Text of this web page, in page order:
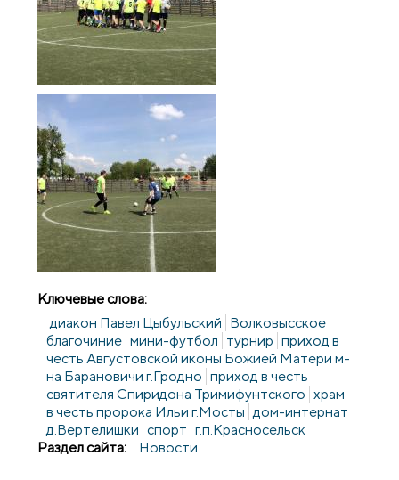
Ключевые слова:
диакон Павел Цыбульский Волковысское
благочиние мини-футбол турнир приход в
честь Августовской иконы Божией Матери м-
на Барановичи г.Гродно приход в честь
святителя Спиридона Тримифунтского храм
в честь пророка Ильи г.Мосты дом-интернат
д.Вертелишки спорт г.п.Красносельск
Раздел сайта:
Новости